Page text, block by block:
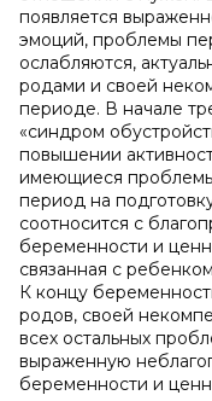
появляется
эмоций, проблемы
ослабляются,
родами и своей
периоде. В начале
«синдром
повышении
имеющиеся
период на
соотносится с
беременности и
связанная с
К концу
родов, своей
всех остальных
выраженную
беременности и